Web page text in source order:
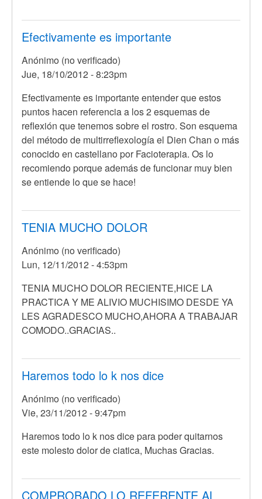
Efectivamente es importante
Anónimo (no verificado)
Jue, 18/10/2012 - 8:23pm
Efectivamente es importante entender que estos
puntos hacen referencia a los 2 esquemas de
reflexión que tenemos sobre el rostro. Son esquema
del método de multirreflexología el Dien Chan o más
conocido en castellano por Facioterapia. Os lo
recomiendo porque además de funcionar muy bien
se entiende lo que se hace!
TENIA MUCHO DOLOR
Anónimo (no verificado)
Lun, 12/11/2012 - 4:53pm
TENIA MUCHO DOLOR RECIENTE,HICE LA
PRACTICA Y ME ALIVIO MUCHISIMO DESDE YA
LES AGRADESCO MUCHO,AHORA A TRABAJAR
COMODO..GRACIAS..
Haremos todo lo k nos dice
Anónimo (no verificado)
Vie, 23/11/2012 - 9:47pm
En
respuesta
Yo
no
Haremos todo lo k nos dice para poder quitarnos
este molesto dolor de ciatica, Muchas Gracias.
COMPROBADO LO REFERENTE AL